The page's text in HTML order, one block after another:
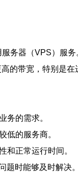
务器（VPS）服
的带宽，特别是在
务的需求。
低的服务商。
和正常运行时间。
题时能够及时解决。